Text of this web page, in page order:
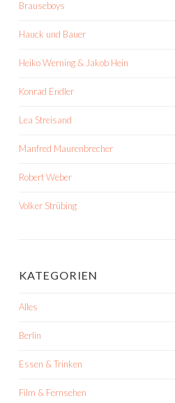
Brauseboys
Hauck und Bauer
Heiko Werning & Jakob Hein
Konrad Endler
Lea Streisand
Manfred Maurenbrecher
Robert Weber
Volker Strübing
KATEGORIEN
Alles
Berlin
Essen & Trinken
Film & Fernsehen